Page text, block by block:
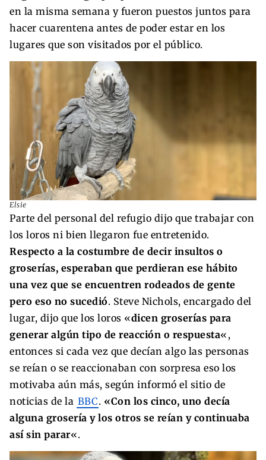
en la misma semana y fueron puestos juntos para
hacer cuarentena antes de poder estar en los
lugares que son visitados por el público.
Elsie
Parte del personal del refugio dijo que trabajar con
los loros ni bien llegaron fue entretenido.
Respecto a la costumbre de decir insultos o
groserías, esperaban que perdieran ese hábito
una vez que se encuentren rodeados de gente
pero eso no sucedió. Steve Nichols, encargado del
lugar, dijo que los loros «dicen groserías para
generar algún tipo de reacción o respuesta«,
entonces si cada vez que decían algo las personas
se reían o se reaccionaban con sorpresa eso los
motivaba aún más, según informó el sitio de
noticias de la BBC. «Con los cinco, uno decía
alguna grosería y los otros se reían y continuaba
así sin parar«.